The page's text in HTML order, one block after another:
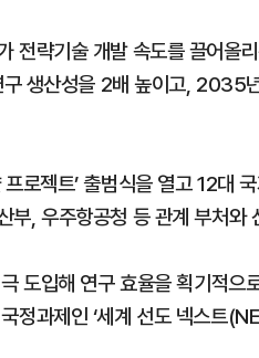
전략기술 개발 속도를 끌어올
생산성을 2배 높이고, 2035
로젝트’ 출범식을 열고 12대
, 우주항공청 등 관계 부처와
도입해 연구 효율을 획기적으
정과제인 ‘세계 선도 넥스트